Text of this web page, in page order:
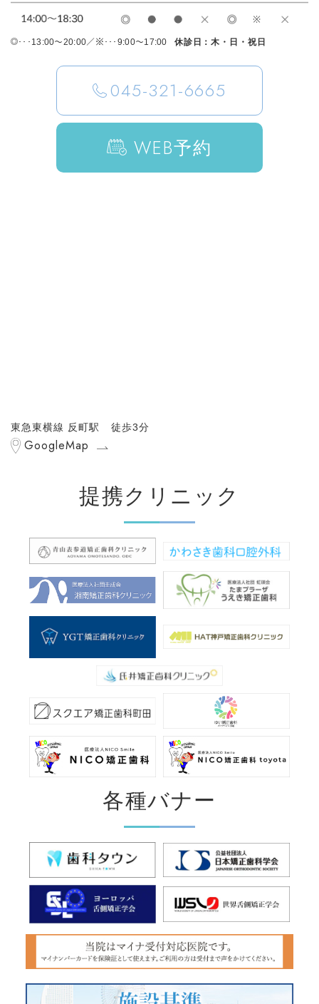
045-321-6665
WEB予約
･･･13:00～20:00／※･･･9:00～17:00 休診日：木・日・祝日
東急東横線 反町駅 徒歩3分
GoogleMap
提携クリニック
各種バナー